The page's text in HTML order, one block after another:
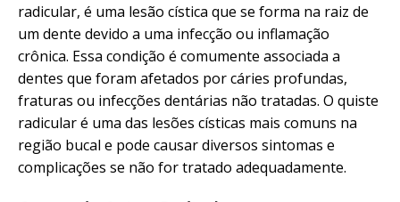
radicular, é uma lesão cística que se forma na raiz de
um dente devido a uma infecção ou inflamação
crônica. Essa condição é comumente associada a
dentes que foram afetados por cáries profundas,
fraturas ou infecções dentárias não tratadas. O quiste
radicular é uma das lesões císticas mais comuns na
região bucal e pode causar diversos sintomas e
complicações se não for tratado adequadamente.